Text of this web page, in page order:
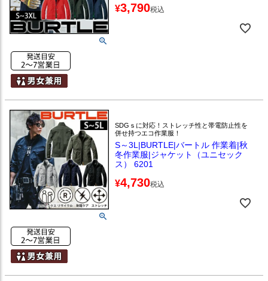
¥3,790税込
SDGｓに対応！ストレッチ性と帯電防止性を
併せ持つエコ作業服！
S～3L|BURTLE|バートル 作業着|秋
冬作業服|ジャケット（ユニセック
ス） 6201
¥4,730税込